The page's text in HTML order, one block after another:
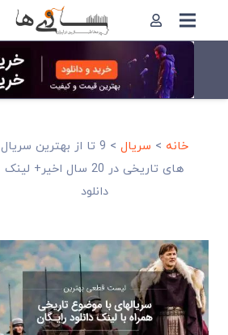
خانه > سریال >
9 تا از بهترین سریال
های تاریخی در 20 سال اخیر+ لینک
دانلود